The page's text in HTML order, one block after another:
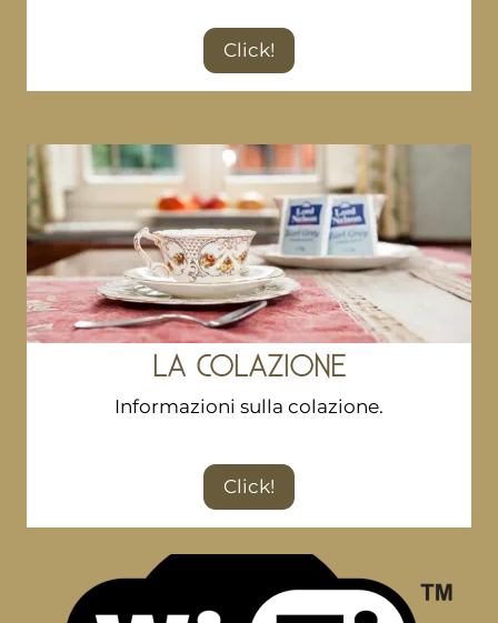
Click!
LA COLAZIONE
Informazioni sulla colazione.
Click!